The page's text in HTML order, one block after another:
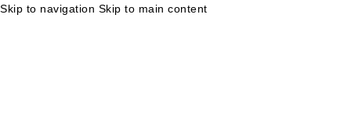
Skip to navigation Skip to main content